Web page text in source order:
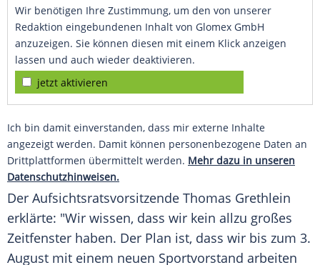
Wir benötigen Ihre Zustimmung, um den von unserer
Redaktion eingebundenen Inhalt von Glomex GmbH
anzuzeigen. Sie können diesen mit einem Klick anzeigen
lassen und auch wieder deaktivieren.
jetzt aktivieren
Ich bin damit einverstanden, dass mir externe Inhalte
angezeigt werden. Damit können personenbezogene Daten an
Drittplattformen übermittelt werden. Mehr dazu in unseren
Datenschutzhinweisen.
Der Aufsichtsratsvorsitzende Thomas Grethlein
erklärte: "Wir wissen, dass wir kein allzu großes
Zeitfenster haben. Der Plan ist, dass wir bis zum 3.
August mit einem neuen Sportvorstand arbeiten